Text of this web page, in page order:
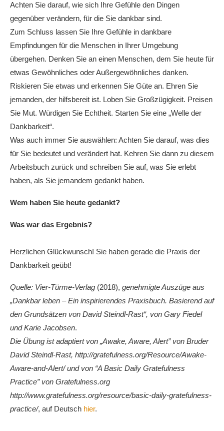
Achten Sie darauf, wie sich Ihre Gefühle den Dingen
gegenüber verändern, für die Sie dankbar sind.
Zum Schluss lassen Sie Ihre Gefühle in dankbare
Empfindungen für die Menschen in Ihrer Umgebung
übergehen. Denken Sie an einen Menschen, dem Sie heute für
etwas Gewöhnliches oder Außergewöhnliches danken.
Riskieren Sie etwas und erkennen Sie Güte an. Ehren Sie
jemanden, der hilfsbereit ist. Loben Sie Großzügigkeit. Preisen
Sie Mut. Würdigen Sie Echtheit. Starten Sie eine „Welle der
Dankbarkeit“.
Was auch immer Sie auswählen: Achten Sie darauf, was dies
für Sie bedeutet und verändert hat. Kehren Sie dann zu diesem
Arbeitsbuch zurück und schreiben Sie auf, was Sie erlebt
haben, als Sie jemandem gedankt haben.
Wem haben Sie heute gedankt?
Was war das Ergebnis?
Herzlichen Glückwunsch! Sie haben gerade die Praxis der
Dankbarkeit geübt!
Quelle: Vier-Türme-Verlag (2018), genehmigte Auszüge aus
„Dankbar leben – Ein inspirierendes Praxisbuch. Basierend auf
den Grundsätzen von David Steindl-Rast“, von Gary Fiedel
und Karie Jacobsen.
Die Übung ist adaptiert von „Awake, Aware, Alert” von Bruder
David Steindl-Rast, http://gratefulness.org/Resource/Awake-
Aware-and-Alert/ und von “A Basic Daily Gratefulness
Practice” von Gratefulness.org
http://www.gratefulness.org/resource/basic-daily-gratefulness-
practice/, auf Deutsch hier.